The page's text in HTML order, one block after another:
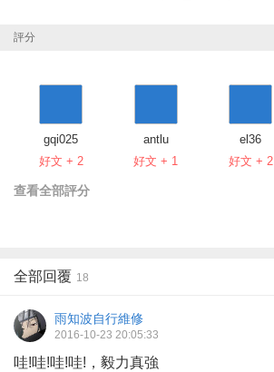
評分
gqi025
好文 + 2
antlu
好文 + 1
el36
好文 + 2
查看全部評分
全部回覆 18
雨知波自行維修
2016-10-23 20:05:33
哇!哇!哇!哇!，毅力真強